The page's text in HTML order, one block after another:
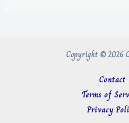
Copyright © 2026
Contact
Terms of
Privacy